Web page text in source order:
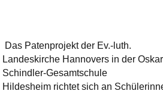
Das Patenprojekt der Ev.-luth.
Landeskirche Hannovers in der
Schindler-Gesamtschule
Hildesheim richtet sich an